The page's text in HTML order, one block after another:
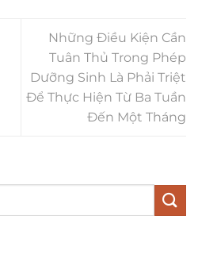
Những Điều Kiện Cần
Tuân Thủ Trong Phép
Dưỡng Sinh Là Phải Triệt
Để Thực Hiện Từ Ba Tuần
Đến Một Tháng